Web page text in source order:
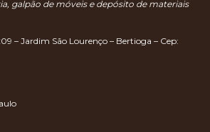
galpão de móveis e depósito de materiais
– Jardim São Lourenço – Bertioga – Cep: